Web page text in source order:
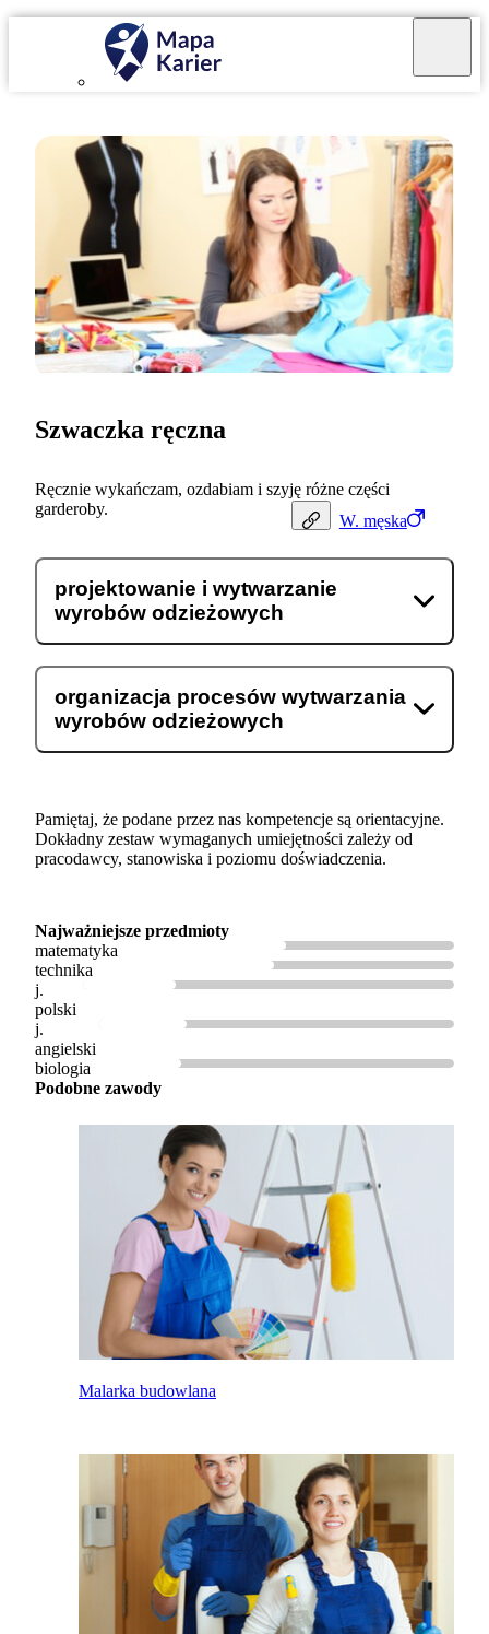
W. męska
Szwaczka ręczna
Ręcznie wykańczam, ozdabiam i szyję różne części
garderoby.
projektowanie i wytwarzanie
wyrobów odzieżowych
organizacja procesów wytwarzania
wyrobów odzieżowych
Pamiętaj, że podane przez nas kompetencje są orientacyjne.
Dokładny zestaw wymaganych umiejętności zależy od
pracodawcy, stanowiska i poziomu doświadczenia.
Najważniejsze przedmioty
matematyka
technika
j.
polski
j.
angielski
biologia
Podobne zawody
Malarka budowlana